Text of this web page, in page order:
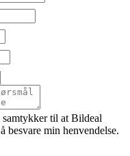
samtykker til at Bildeal
besvare min henvendelse.